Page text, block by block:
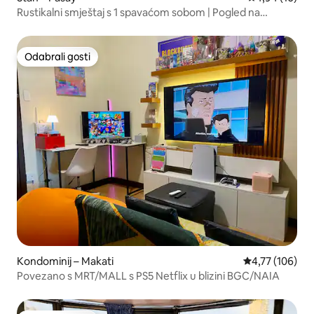
Rustikalni smještaj s 1 spavaćom sobom | Pogled na
Odabrali gosti
Odabrali gosti
Kondominij – Makati Prosječna
4,77 (106)
Povezano s MRT/MALL s PS5 Netflix u blizini BGC/NAIA